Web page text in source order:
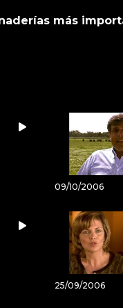
más
09/10/2006
25/09/2006